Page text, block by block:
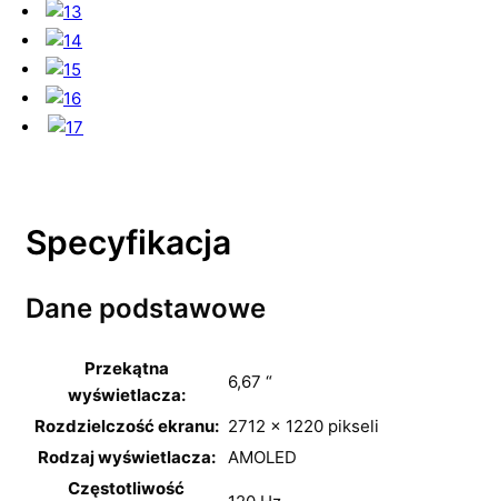
Specyfikacja
Dane podstawowe
Przekątna
wyświetlacza:
6,67 “
Rozdzielczość ekranu: 2712 x 1220 pikseli
Rodzaj wyświetlacza:
AMOLED
Częstotliwość